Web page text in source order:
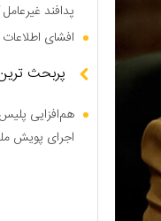
پدافند
افشای اطلاعات ۱۰۰ هزار نیروی پلیس در دارک وب
پربحث
هم‌افزایی
اجرای پویش